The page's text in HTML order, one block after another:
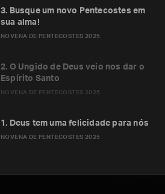
NOVENA DE PENTECOSTES 2025
3. Busque um novo Pentecostes em
sua alma!
NOVENA DE PENTECOSTES 2025
2. O Ungido de Deus veio nos dar o
Espírito Santo
NOVENA DE PENTECOSTES 2025
1. Deus tem uma felicidade para nós